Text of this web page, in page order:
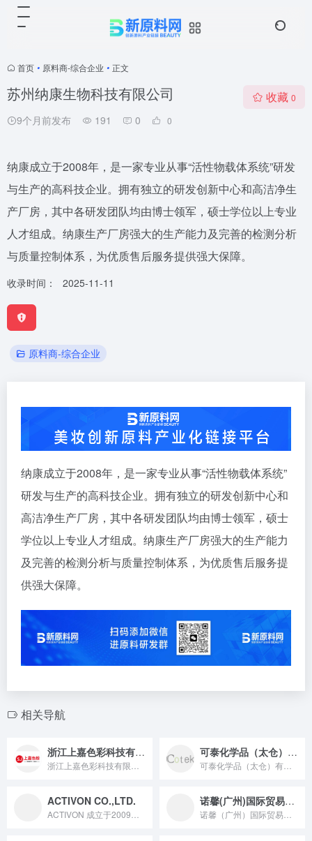
首页 • 原料商-综合企业 • 正文
苏州纳康生物科技有限公司
9个月前发布 191 0 0
收藏 0
纳康成立于2008年，是一家专业从事“活性物载体系统”研发
与生产的高科技企业。拥有独立的研发创新中心和高洁净生
产厂房，其中各研发团队均由博士领军，硕士学位以上专业
人才组成。纳康生产厂房强大的生产能力及完善的检测分析
与质量控制体系，为优质售后服务提供强大保障。
收录时间： 2025-11-11
原料商-综合企业
纳康成立于2008年，是一家专业从事“活性物载体系统”
研发与生产的高科技企业。拥有独立的研发创新中心和
高洁净生产厂房，其中各研发团队均由博士领军，硕士
学位以上专业人才组成。纳康生产厂房强大的生产能力
及完善的检测分析与质量控制体系，为优质售后服务提
供强大保障。
相关导航
浙江上嘉色彩科技有限公司 可泰化学品（太仓）有限公司
ACTIVON CO.,LTD. 诺馨(广州)国际贸易有限公司